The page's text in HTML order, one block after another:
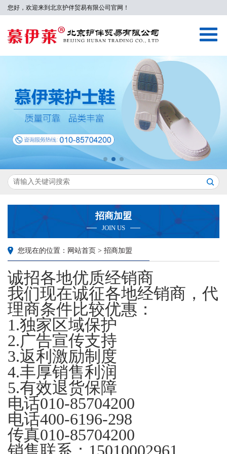
您好，欢迎来到北京护伴贸易有限公司官网！
招商加盟
JOIN US
您现在的位置：网站首页 > 招商加盟
诚招各地优质经销商
我们现在诚征各地经销商，代
理商条件比较优惠：
1.独家区域保护
2.广告宣传支持
3.返利激励制度
4.丰厚销售利润
5.有效退货保障
电话010-85704200
电话400-6196-298
传真010-85704200